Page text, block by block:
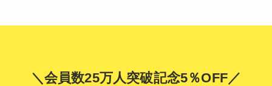
＼会員数25万人突破記念5％OFF／